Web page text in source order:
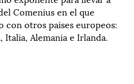
Comenius en el que
con otros paises europeos:
Italia, Alemania e Irlanda.